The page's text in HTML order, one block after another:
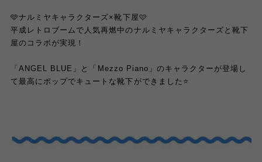
🩵ナルミヤキャラクターズ×靴下屋🩷
平成レトロブームで人気再燃中のナルミヤキャラクターズと靴下
屋のコラボが実現！
「ANGEL BLUE 」と「 Mezzo Piano 」のキャラクターが登場し
て最高にポップでキュートな靴下ができました ⭐️